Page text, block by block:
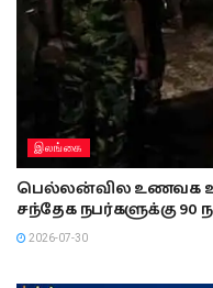
இலங்கை
பெல்லன்வில உணவக
சந்தேக நபர்களுக்கு 90
2026-07-30